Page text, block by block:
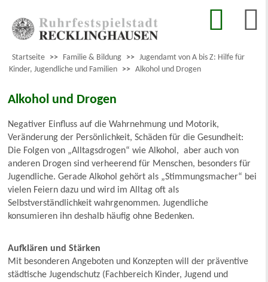
Startseite >> Familie & Bildung >> Jugendamt von A bis Z: Hilfe für
Kinder, Jugendliche und Familien >> Alkohol und Drogen
Alkohol und Drogen
Negativer Einfluss auf die Wahrnehmung und Motorik,
Veränderung der Persönlichkeit, Schäden für die Gesundheit:
Die Folgen von „Alltagsdrogen“ wie Alkohol, aber auch von
anderen Drogen sind verheerend für Menschen, besonders für
Jugendliche. Gerade Alkohol gehört als „Stimmungsmacher“ bei
vielen Feiern dazu und wird im Alltag oft als
Selbstverständlichkeit wahrgenommen. Jugendliche
konsumieren ihn deshalb häufig ohne Bedenken.
Aufklären und Stärken
Mit besonderen Angeboten und Konzepten will der präventive
städtische Jugendschutz (Fachbereich Kinder, Jugend und